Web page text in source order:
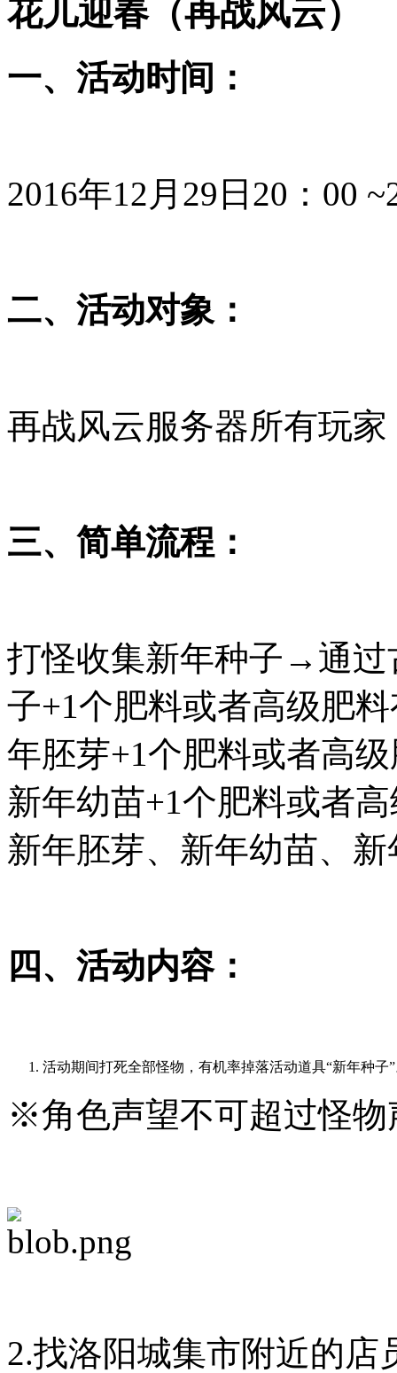
花儿迎春（再战风云）
一、活动时间：
2016年12月29日20：00
二、活动对象：
再战风云服务器所有玩家
三、简单流程：
打怪收集新年种子→通
子+1个肥料或者高级肥
年胚芽+1个肥料或者高
新年幼苗+1个肥料或者
新年胚芽、新年幼苗、
四、活动内容：
活动期间打死全部怪物，有机率掉落活动道具“新年种子
※角色声望不可超过怪物
2.找洛阳城集市附近的